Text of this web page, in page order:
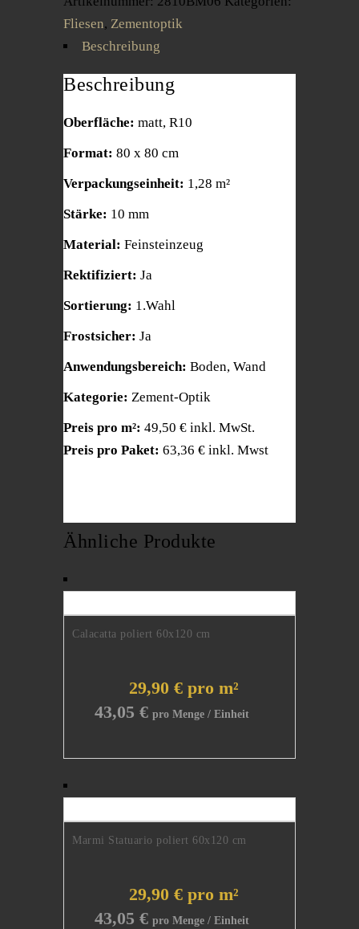
Fliesen, Zementoptik
Beschreibung
Beschreibung
Oberfläche: matt, R10
Format: 80 x 80 cm
Verpackungseinheit: 1,28 m²
Stärke: 10 mm
Material: Feinsteinzeug
Rektifiziert: Ja
Sortierung: 1.Wahl
Frostsicher: Ja
Anwendungsbereich: Boden, Wand
Kategorie: Zement-Optik
Preis pro m²: 49,50 € inkl. MwSt.
Preis pro Paket: 63,36 € inkl. Mwst
Ähnliche Produkte
Calacatta poliert 60x120 cm
29,90 € pro m²
43,05 €
Marmi Statuario poliert 60x120 cm
29,90 € pro m²
43,05 €